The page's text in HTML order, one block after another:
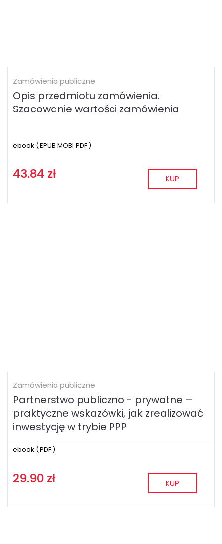
Zamówienia publiczne
Opis przedmiotu zamówienia.
Szacowanie wartości zamówienia
ebook (EPUB MOBI PDF)
43.84 zł KUP
Zamówienia publiczne
Partnerstwo publiczno - prywatne –
praktyczne wskazówki, jak zrealizować
inwestycję w trybie PPP
ebook (PDF)
29.90 zł KUP